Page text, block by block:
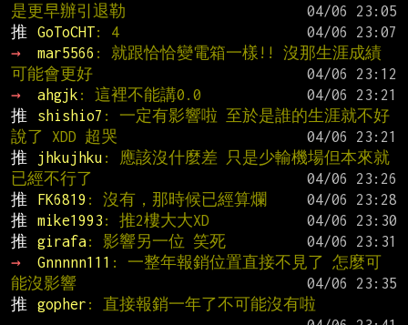
是更早辦引退勒
推
GoToCHT: 4
→
mar5566 : 就跟恰恰變電箱一樣!! 沒那生涯成績
可能會更好
→
ahgjk : 這裡不能講0.0
推
shishio7 : 一定有影響啦 至於是誰的生涯就不好
說了 XDD 超哭
推
jhkujhku : 應該沒什麼差 只是少輸機場但本來就
已經不行了
推
FK6819 : 沒有，那時候已經算爛
推
mike1993 : 推2樓大大XD
推
girafa: 影響另一位 笑死
→
Gnnnnn111 : 一整年報銷位置直接不見了 怎麼可
能沒影響
推
gopher : 直接報銷一年了不可能沒有啦